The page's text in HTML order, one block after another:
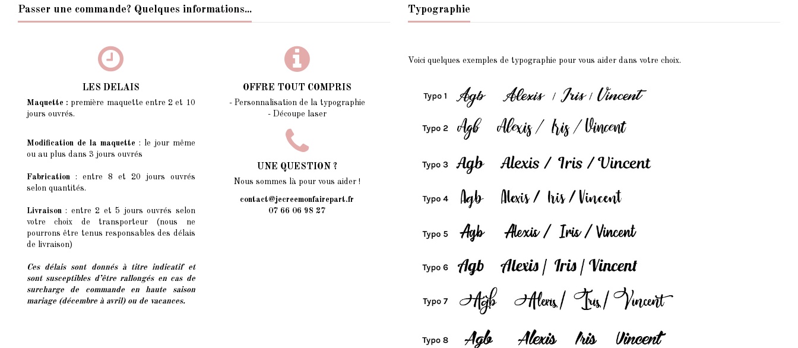
Passer une commande? Quelques informations...
LES DELAIS
Maquette : première maquette entre 2 et 10
jours ouvrés.
Modification de la maquette : le jour même
ou au plus dans 3 jours ouvrés
Fabrication : entre 8 et 20 jours ouvrés
selon quantités.
Livraison : entre 2 et 5 jours ouvrés selon
votre choix de transporteur (nous ne
pourrons être tenus responsables des délais
de livraison)
Ces délais sont donnés à titre indicatif et
sont susceptibles d’être rallongés en cas de
surcharge de commande en haute saison
mariage (décembre à avril) ou de vacances.
OFFRE TOUT COMPRIS
- Personnalisation de la typographie
- Découpe laser
UNE QUESTION ?
Nous sommes là pour vous aider !
contact@jecreemonfairepart.fr
07 66 06 98 27
Typographie
Voici quelques exemples de typographie pour vous aider dans votre choix.